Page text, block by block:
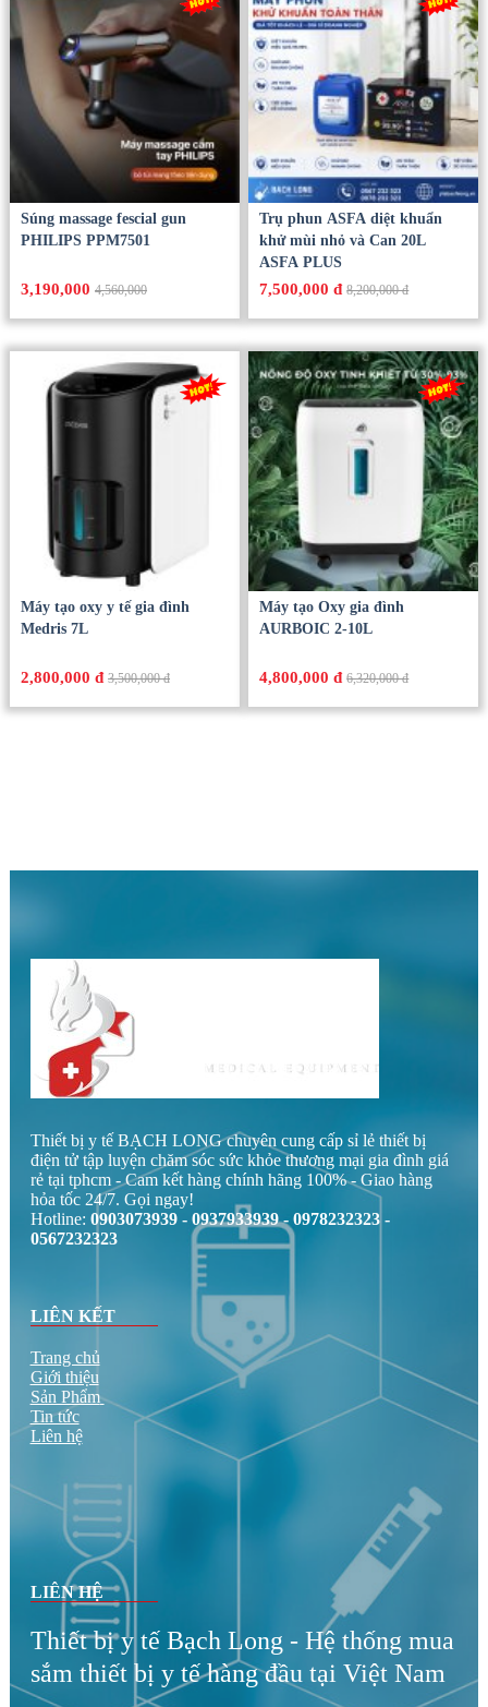
Súng massage fescial gun
PHILIPS PPM7501
3,190,0004,560,000
Trụ phun ASFA diệt khuẩn
khử mùi nhỏ và Can 20L
ASFA PLUS
7,500,000 đ 8,200,000 đ
Máy tạo oxy y tế gia đình
Medris 7L
2,800,000 đ 3,500,000 đ
Máy tạo Oxy gia đình
AURBOIC 2-10L
4,800,000 đ 6,320,000 đ
Thiết bị y tế BẠCH LONG chuyên cung cấp sỉ lẻ thiết bị
điện tử tập luyện chăm sóc sức khỏe thương mại gia đình giá
rẻ tại tphcm - Cam kết hàng chính hãng 100% - Giao hàng
hỏa tốc 24/7. Gọi ngay!
Hotline: 0903073939 - 0937933939 - 0978232323 -
0567232323
LIÊN KẾT
Trang chủ
Giới thiệu
Sản Phẩm
Tin tức
Liên hệ
LIÊN HỆ
Thiết bị y tế Bạch Long - Hệ thống mua
sắm thiết bị y tế hàng đầu tại Việt Nam